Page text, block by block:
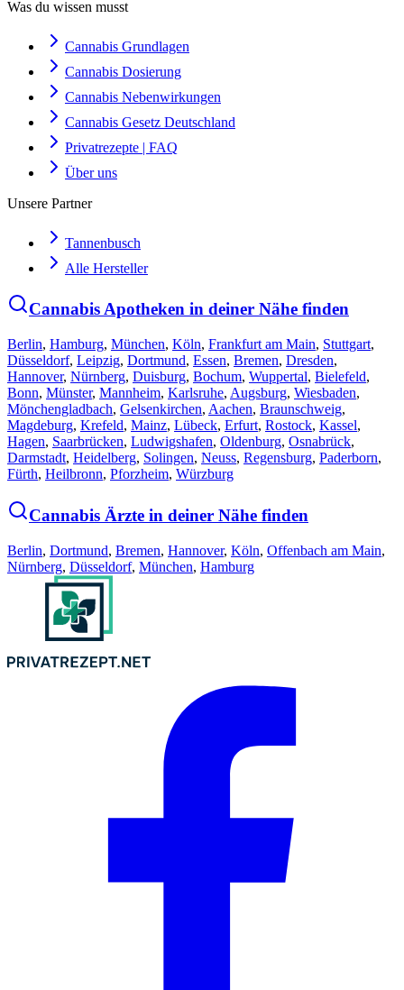
Was du wissen musst
Cannabis Grundlagen
Cannabis Dosierung
Cannabis Nebenwirkungen
Cannabis Gesetz Deutschland
Privatrezepte | FAQ
Über uns
Unsere Partner
Tannenbusch
Alle Hersteller
Cannabis Apotheken in deiner Nähe finden
Berlin, Hamburg, München, Köln, Frankfurt am Main, Stuttgart,
Düsseldorf, Leipzig, Dortmund, Essen, Bremen, Dresden,
Hannover, Nürnberg, Duisburg, Bochum, Wuppertal, Bielefeld,
Bonn, Münster, Mannheim, Karlsruhe, Augsburg, Wiesbaden,
Mönchengladbach, Gelsenkirchen, Aachen, Braunschweig,
Magdeburg, Krefeld, Mainz, Lübeck, Erfurt, Rostock, Kassel,
Hagen, Saarbrücken, Ludwigshafen, Oldenburg, Osnabrück,
Darmstadt, Heidelberg, Solingen, Neuss, Regensburg, Paderborn,
Fürth, Heilbronn, Pforzheim, Würzburg
Cannabis Ärzte in deiner Nähe finden
Berlin, Dortmund, Bremen, Hannover, Köln, Offenbach am Main,
Nürnberg, Düsseldorf, München, Hamburg